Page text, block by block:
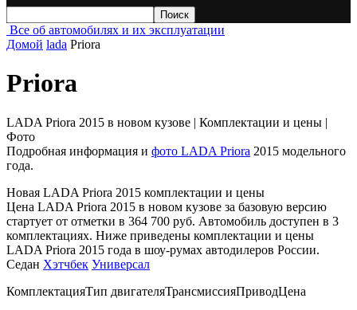
Все об автомобилях и их эксплуатации
Домой lada Priora
Priora
LADA Priora 2015 в новом кузове | Комплектации и цены |
Фото
Подробная информация и фото LADA Priora 2015 модельного
года.
Новая LADA Priora 2015 комплектации и цены
Цена LADA Priora 2015 в новом кузове за базовую версию
стартует от отметки в 364 700 руб. Автомобиль доступен в 3
комплектациях. Ниже приведены комплектации и цены
LADA Priora 2015 года в шоу-румах автодилеров России.
Седан Хэтчбек Универсал
КомплектацияТип двигателяТрансмиссияПриводЦена